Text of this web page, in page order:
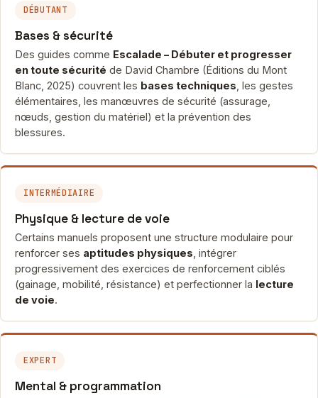
DÉBUTANT
Bases & sécurité
Des guides comme Escalade – Débuter et progresser
en toute sécurité de David Chambre (Éditions du Mont
Blanc, 2025) couvrent les bases techniques , les gestes
élémentaires, les manœuvres de sécurité (assurage,
nœuds, gestion du matériel) et la prévention des
blessures.
INTERMÉDIAIRE
Physique & lecture de voie
Certains manuels proposent une structure modulaire pour
renforcer ses aptitudes physiques , intégrer
progressivement des exercices de renforcement ciblés
(gainage, mobilité, résistance) et perfectionner la lecture
de voie.
EXPERT
Mental & programmation